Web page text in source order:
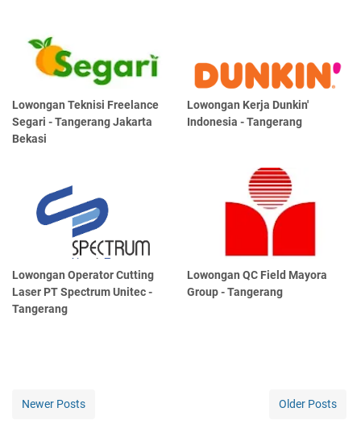
Lowongan Teknisi Freelance
Segari - Tangerang Jakarta
Bekasi
Lowongan Kerja Dunkin'
Indonesia - Tangerang
Lowongan Operator Cutting
Laser PT Spectrum Unitec -
Tangerang
Lowongan QC Field Mayora
Group - Tangerang
Newer Posts Older Posts